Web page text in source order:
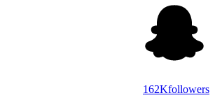
162Kfollowers